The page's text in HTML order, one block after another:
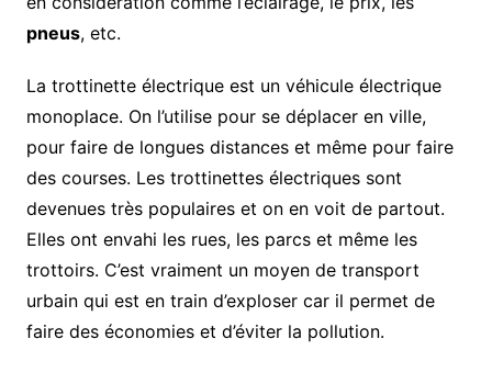
pneus, etc.
La trottinette électrique est un véhicule électrique
monoplace. On l’utilise pour se déplacer en ville,
pour faire de longues distances et même pour faire
des courses. Les trottinettes électriques sont
devenues très populaires et on en voit de partout.
Elles ont envahi les rues, les parcs et même les
trottoirs. C’est vraiment un moyen de transport
urbain qui est en train d’exploser car il permet de
faire des économies et d’éviter la pollution.